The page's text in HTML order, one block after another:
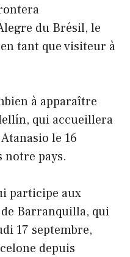
du Brésil, le
tant que visiteur à
à apparaître
qui accueillera
le 16
notre pays.
participe aux
Barranquilla, qui
17 septembre,
depuis